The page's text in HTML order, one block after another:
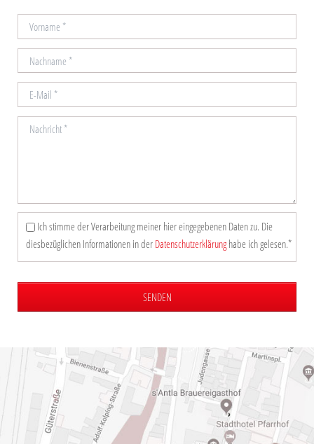
Ich stimme der Verarbeitung meiner hier eingegebenen Daten zu. Die
diesbezüglichen Informationen in der Datenschutzerklärunghabe ich gelesen.*
SENDEN